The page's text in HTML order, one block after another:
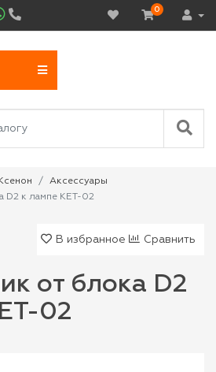
0
Ксенон
Аксессуары
D2 к лампе KET-02
В избранное Сравнить
от блока D2
02